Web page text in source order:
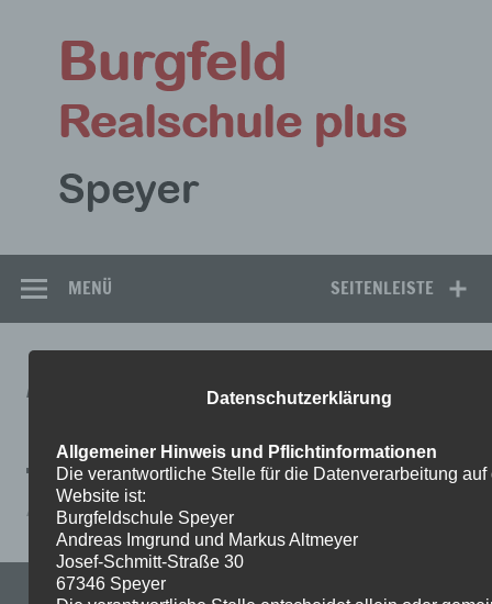
springen
SEITENLEISTE
MENÜ
AUFGABEN_7KATH.RELIGION1-
Aufgaben_7kath.Religion1-1
Impressum & Datenschutzerklärung
Datenschutzerklärung
Allgemeiner Hinweis und Pflichtinformationen
Die verantwortliche Stelle für die Datenverarbeitung auf
Website ist:
Burgfeldschule Speyer
Andreas Imgrund und Markus Altmeyer
Josef-Schmitt-Straße 30
67346 Speyer